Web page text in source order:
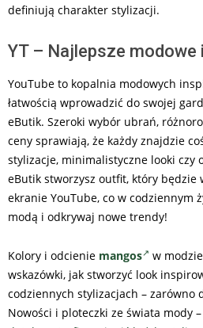
definiują charakter stylizacji.
YT – Najlepsze modowe
YouTube to kopalnia modowych
łatwością wprowadzić do swojej
eButik. Szeroki wybór ubrań,
ceny sprawiają, że każdy znajdzie
stylizacje, minimalistyczne looki czy
eButik stworzysz outfit, który będzie
ekranie YouTube, co w codziennym
modą i odkrywaj nowe trendy!
Kolory i odcienie mangos
w
wskazówki, jak stworzyć look
codziennych stylizacjach – zarówno
Nowości i ploteczki ze świata mody –